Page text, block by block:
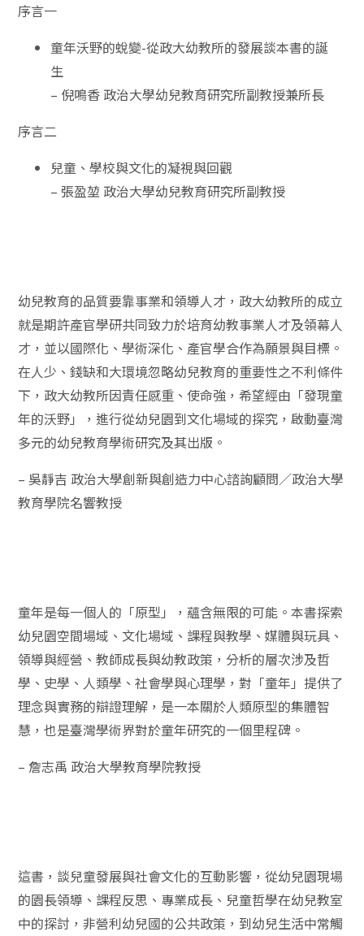
序言一
童年沃野的蛻變-從政大幼教所的發展談本書的誕
生
– 倪鳴香 政治大學幼兒教育研究所副教授兼所長
序言二
兒童、學校與文化的凝視與回觀
– 張盈堃 政治大學幼兒教育研究所副教授
幼兒教育的品質要靠事業和領導人才，政大幼教所的成立
就是期許產官學研共同致力於培育幼教事業人才及領幕人
才，並以國際化、學術深化、產官學合作為願景與目標。
在人少、錢缺和大環境忽略幼兒教育的重要性之不利條件
下，政大幼教所因責任感重、使命強，希望經由「發現童
年的沃野」，進行從幼兒園到文化場域的探究，啟動臺灣
多元的幼兒教育學術研究及其出版。
–吳靜吉 政治大學創新與創造力中心諮詢顧問／政治大學
教育學院名響教授
童年是每一個人的「原型」，蘊含無限的可能。本書探索
幼兒園空間場域、文化場域、課程與教學、媒體與玩具、
領導與經營、教師成長與幼教政策，分析的層次涉及哲
學、史學、人類學、社會學與心理學，對「童年」提供了
理念與實務的辯證理解，是一本關於人類原型的集體智
慧，也是臺灣學術界對於童年研究的一個里程碑。
–詹志禹 政治大學教育學院教授
這書，談兒童發展與社會文化的互動影響，從幼兒園現場
的園長領導、課程反思、專業成長、兒童哲學在幼兒教室
中的探討，非營利幼兒國的公共政策，到幼兒生活中常觸